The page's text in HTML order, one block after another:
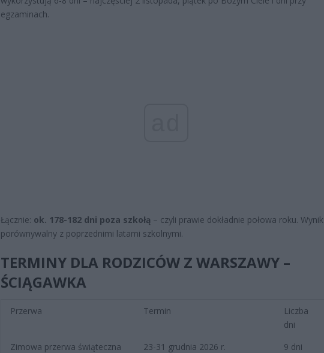
egzaminach.
Łącznie: ok. 178-182 dni poza szkołą – czyli prawie dokładnie połowa roku. Wynik
porównywalny z poprzednimi latami szkolnymi.
TERMINY DLA RODZICÓW Z WARSZAWY –
ŚCIĄGAWKA
Przerwa Termin
Liczba
dni
Zimowa przerwa świąteczna
23-31 grudnia 2026 r.
9 dni